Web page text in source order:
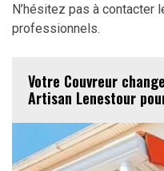
N’hésitez pas à contacter
professionnels.
Votre Couvreur
Artisan Lenestour